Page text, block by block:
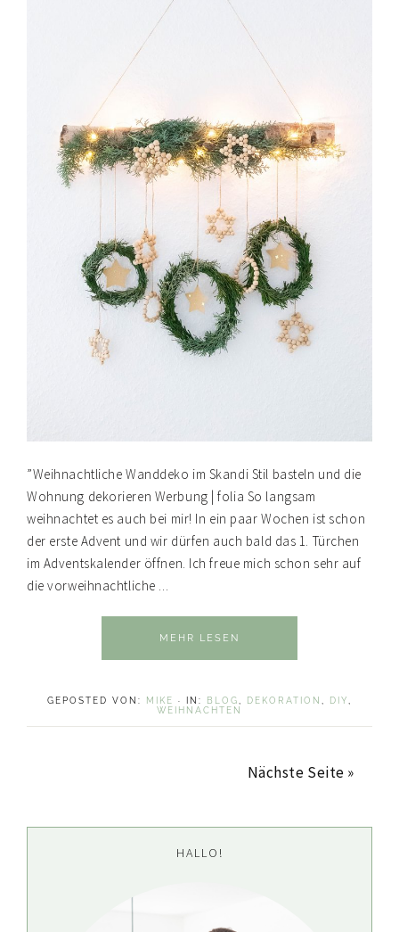
”Weihnachtliche Wanddeko im Skandi Stil basteln und die
Wohnung dekorieren Werbung | folia So langsam
weihnachtet es auch bei mir! In ein paar Wochen ist schon
der erste Advent und wir dürfen auch bald das 1. Türchen
im Adventskalender öffnen. Ich freue mich schon sehr auf
die vorweihnachtliche ...
MEHR LESEN
GEPOSTED VON: MIKE · IN: BLOG, DEKORATION , DIY,
WEIHNACHTEN
Nächste Seite »
Seitenspalte
HALLO!